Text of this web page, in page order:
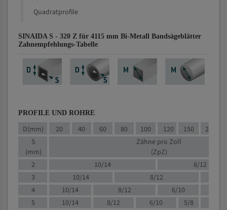
Quadratprofile
SINAIDA S - 320 Z für 4115 mm Bi-Metall Bandsägeblätter
Zahnempfehlungs-Tabelle
PROFILE UND ROHRE
D(mm) 20 40 60 80 100 120 150 200
S
(mm)
Zähne pro Zoll
(ZpZ)
2
10/14
8/12
3
10/14 8/12
4
10/14 8/12 6/10
5
10/14 8/12 6/10
5/8